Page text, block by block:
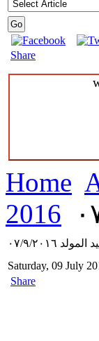
Share
Home
2016
المولد ٠٧/٩/٢٠١٦
Saturday, 09 July
Share